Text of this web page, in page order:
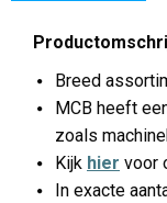
Breed
MCB heeft
zoals
Kijk hier voor
In exacte